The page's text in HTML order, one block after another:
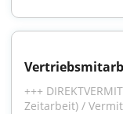
+++
Zeitarbeit) /